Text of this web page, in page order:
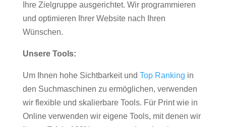
Ihre Zielgruppe ausgerichtet. Wir programmieren
und optimieren Ihrer Website nach Ihren
Wünschen.
Unsere Tools:
Um Ihnen hohe Sichtbarkeit und Top Ranking in
den Suchmaschinen zu ermöglichen, verwenden
wir flexible und skalierbare Tools. Für Print wie in
Online verwenden wir eigene Tools, mit denen wir